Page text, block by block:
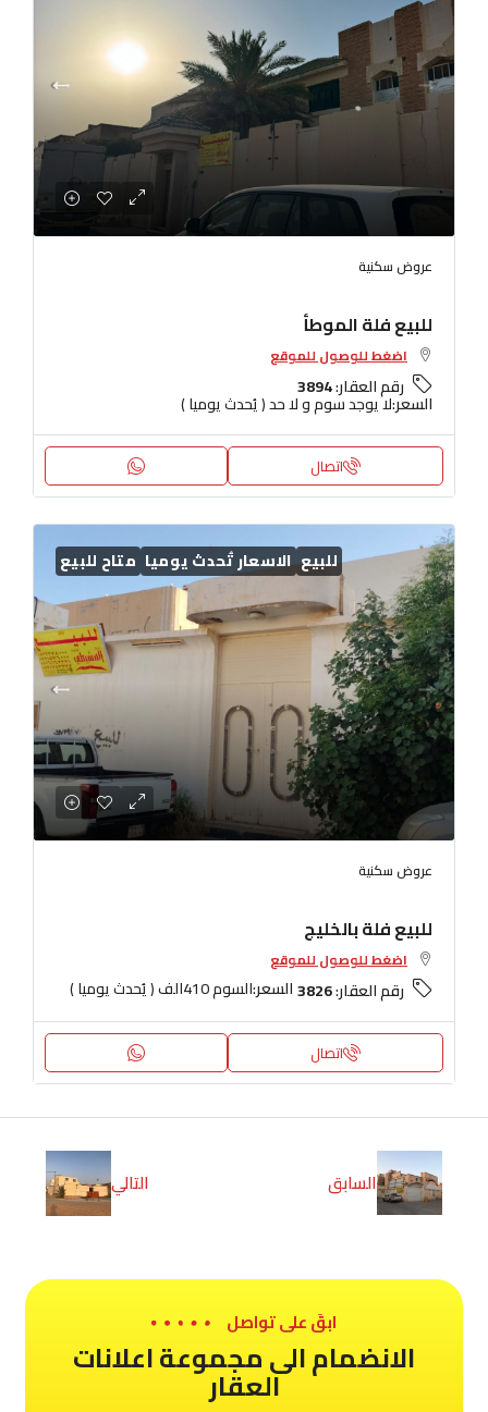
عروض سكنية
للبيع فلة الموطأ
اضغط للوصول للموقع
رقم العقار:3894
السعر:لا يوجد سوم و لا حد ( يُحدث يوميا )
اتصال
للبيع الاسعار تُحدث يوميا متاح للبيع
عروض سكنية
للبيع فلة بالخليج
اضغط للوصول للموقع
رقم العقار:3826السعر:السوم 410الف ( يُحدث يوميا )
اتصال
السابق التالي
ابقَ على تواصل
الانضمام الى مجموعة اعلانات
العقار